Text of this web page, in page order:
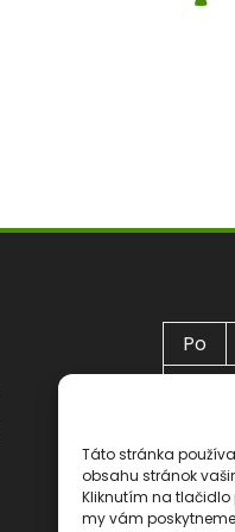
Táto stránka
obsahu stránok
Kliknutím na
my vám
Po
12
19